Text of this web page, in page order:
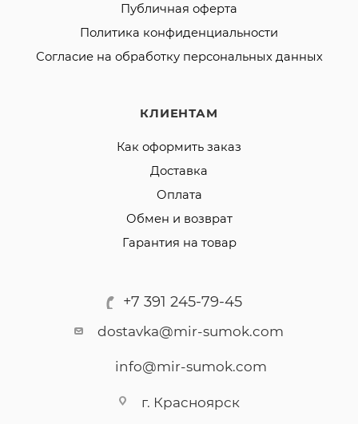
Публичная оферта
Политика конфиденциальности
Согласие на обработку персональных данных
КЛИЕНТАМ
Как оформить заказ
Доставка
Оплата
Обмен и возврат
Гарантия на товар
+7 391 245-79-45
dostavka@mir-sumok.com
info@mir-sumok.com
г. Красноярск